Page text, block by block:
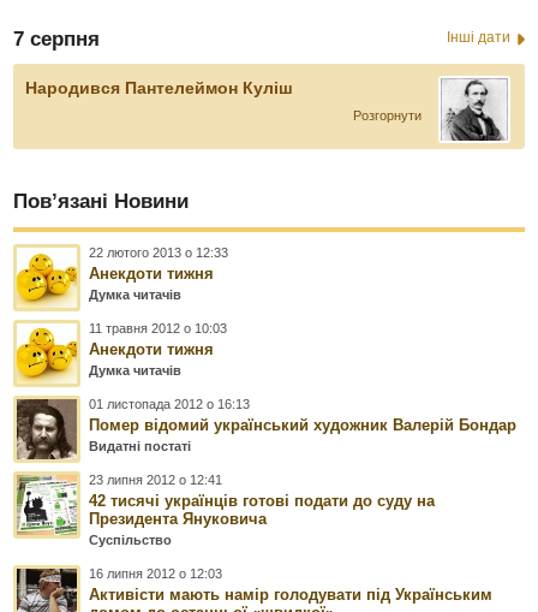
7 серпня Інші дати
Народився Пантелеймон Куліш
Розгорнути
Пов’язані Новини
22 лютого 2013 о 12:33
Анекдоти тижня
Думка читачів
11 травня 2012 о 10:03
Анекдоти тижня
Думка читачів
01 листопада 2012 о 16:13
Помер відомий український художник Валерій Бондар
Видатні постаті
23 липня 2012 о 12:41
42 тисячі українців готові подати до суду на
Президента Януковича
Суспільство
16 липня 2012 о 12:03
Активісти мають намір голодувати під Українським